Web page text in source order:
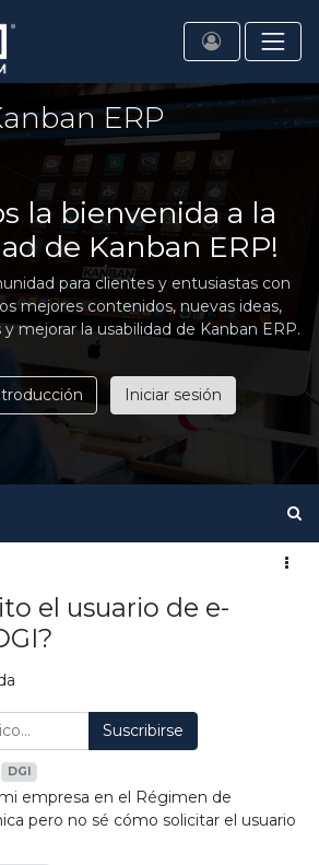
ERP
la bienvenida a la
de Kanban ERP!
para clientes y entusiastas con
mejores contenidos, nuevas ideas,
mejorar la usabilidad de Kanban ERP.
Iniciar sesión
el usuario de e-
Suscribirse
DGI
empresa en el Régimen de
pero no sé cómo solicitar el usuario